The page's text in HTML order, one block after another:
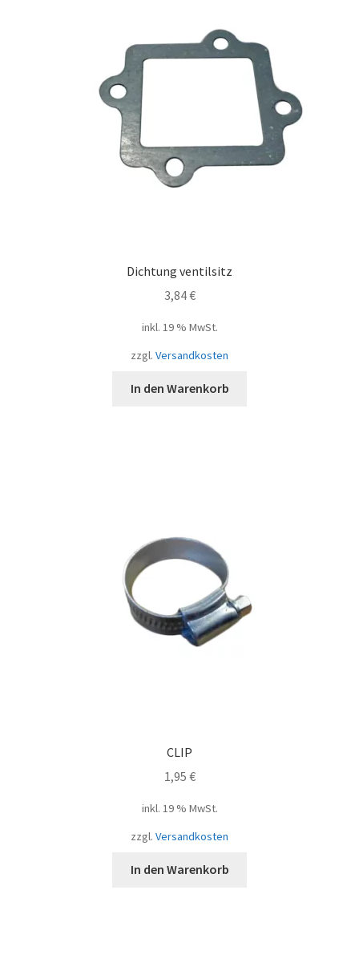
Dichtung ventilsitz
3,84€
inkl. 19 % MwSt.
zzgl. Versandkosten
In den Warenkorb
CLIP
1,95 €
inkl. 19 % MwSt.
zzgl. Versandkosten
In den Warenkorb